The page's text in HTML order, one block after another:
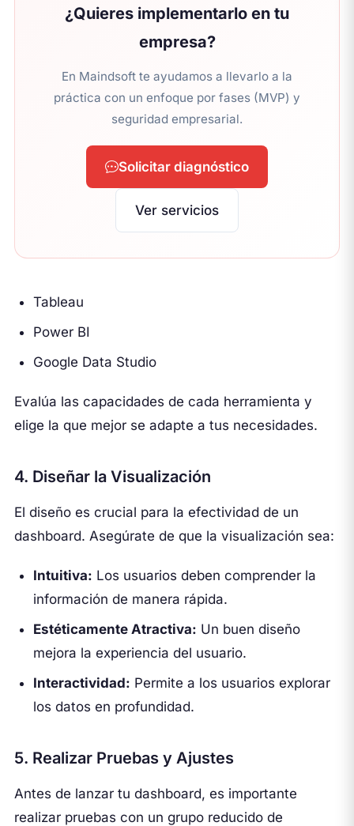
¿Quieres implementarlo en tu
empresa?
En Maindsoft te ayudamos a llevarlo a la
práctica con un enfoque por fases (MVP) y
seguridad empresarial.
Solicitar diagnóstico
Ver servicios
Tableau
Power BI
Google Data Studio
Evalúa las capacidades de cada herramienta y
elige la que mejor se adapte a tus necesidades.
4. Diseñar la Visualización
El diseño es crucial para la efectividad de un
dashboard. Asegúrate de que la visualización sea:
Intuitiva: Los usuarios deben comprender la
información de manera rápida.
Estéticamente Atractiva: Un buen diseño
mejora la experiencia del usuario.
Interactividad: Permite a los usuarios explorar
los datos en profundidad.
5. Realizar Pruebas y Ajustes
Antes de lanzar tu dashboard, es importante
realizar pruebas con un grupo reducido de